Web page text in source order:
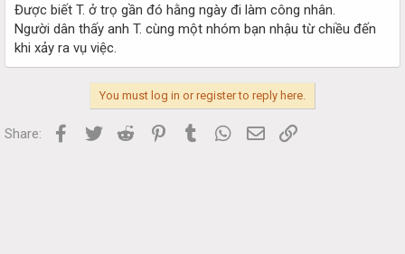
Được biết T. ở trọ gần đó hằng ngày đi làm công nhân.
Người dân thấy anh T. cùng một nhóm bạn nhậu từ chiều đến
khi xảy ra vụ việc.
You must log in or register to reply here.
Share: Facebook
Twitter Reddit PinterestTumblr WhatsApp
Email